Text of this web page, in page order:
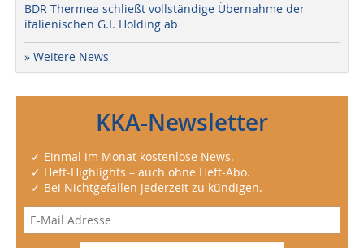
BDR Thermea schließt vollständige Übernahme der
italienischen G.I. Holding ab
» Weitere News
KKA-Newsletter
✓ Einmal im Monat kostenlose News.
✓ Heft-Highlights – auch ohne Heft-Abo.
✓ Bei Nichtgefallen jederzeit zu kündigen.